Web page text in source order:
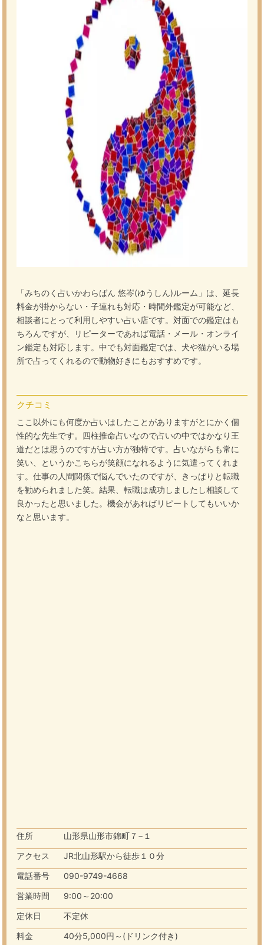
「みちのく占いかわらばん 悠岑(ゆうしん)ルーム」は、延長
料金が掛からない・子連れも対応・時間外鑑定が可能など、
相談者にとって利用しやすい占い店です。対面での鑑定はも
ちろんですが、リピーターであれば電話・メール・オンライ
ン鑑定も対応します。中でも対面鑑定では、犬や猫がいる場
所で占ってくれるので動物好きにもおすすめです。
クチコミ
ここ以外にも何度か占いはしたことがありますがとにかく個
性的な先生です。四柱推命占いなので占いの中ではかなり王
道だとは思うのですが占い方が独特です。占いながらも常に
笑い、というかこちらが笑顔になれるように気遣ってくれま
す。仕事の人間関係で悩んでいたのですが、きっぱりと転職
を勧められました笑。結果、転職は成功しましたし相談して
良かったと思いました。機会があればリピートしてもいいか
なと思います。
住所
山形県山形市錦町７−１
アクセス
JR北山形駅から徒歩１０分
電話番号
090-9749-4668
営業時間
9:00～20:00
定休日
不定休
料金
40分5,000円～(ドリンク付き)